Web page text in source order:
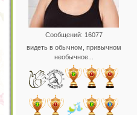
Сообщений: 16077
видеть в обычном, привычном
необычное...